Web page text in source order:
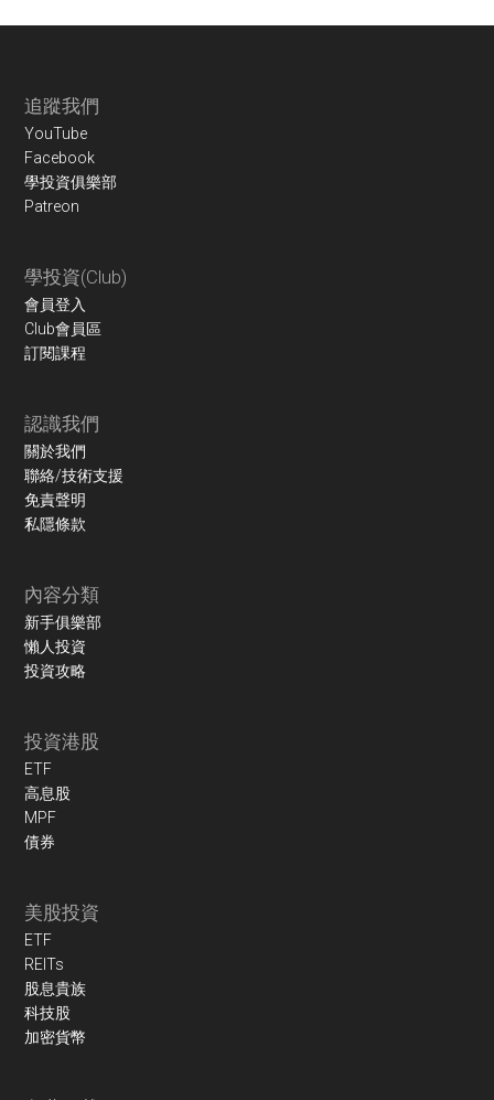
Footer
追蹤我們
YouTube
Facebook
學投資俱樂部
Patreon
學投資(Club)
會員登入
Club會員區
訂閱課程
認識我們
關於我們
聯絡/技術支援
免責聲明
私隱條款
內容分類
新手俱樂部
懶人投資
投資攻略
投資港股
ETF
高息股
MPF
債券
美股投資
ETF
REITs
股息貴族
科技股
加密貨幣